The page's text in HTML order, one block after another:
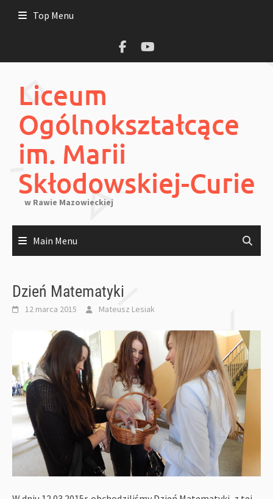
Top Menu
Liceum
Ogólnokształcące
im. Marii
Skłodowskiej-Curie
w Rawie Mazowieckiej
Main Menu
Dzień Matematyki
12 marca 2015 Mateusz Lesiak